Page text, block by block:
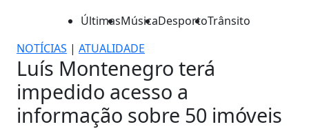
ÚltimasMúsicaDesportoTrânsito
NOTÍCIAS | ATUALIDADE
Luís Montenegro terá
impedido acesso a
informação sobre 50 imóveis